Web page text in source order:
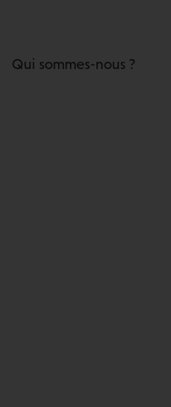
Qui sommes-nous ?